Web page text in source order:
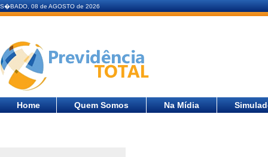
S�BADO, 08 de AGOSTO de 2026
Home Quem Somos Na Mídia